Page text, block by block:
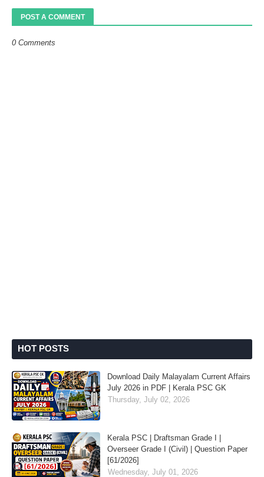
POST A COMMENT
0 Comments
HOT POSTS
Download Daily Malayalam Current Affairs
July 2026 in PDF | Kerala PSC GK
Thursday, July 02, 2026
Kerala PSC | Draftsman Grade I |
Overseer Grade I (Civil) | Question Paper
[61/2026]
Wednesday, July 01, 2026